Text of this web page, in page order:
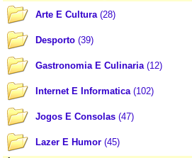
Arte E Cultura(28)
Desporto (39)
Gastronomia E Culinaria(12)
Internet E Informatica(102)
Jogos E Consolas (47)
Lazer E Humor (45)